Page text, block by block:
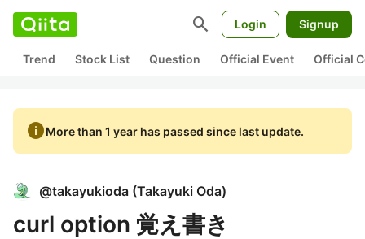
search Login Signup
Trend Stock List Question Official Event Official
infoMore than 1 year has passed since last update.
@takayukioda (Takayuki Oda)
curl option 覚え書き